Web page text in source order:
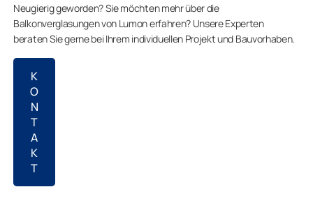
Neugierig geworden? Sie möchten mehr über die
Balkonverglasungen von Lumon erfahren? Unsere Experten
beraten Sie gerne bei Ihrem individuellen Projekt und Bauvorhaben.
K
O
N
T
A
K
T